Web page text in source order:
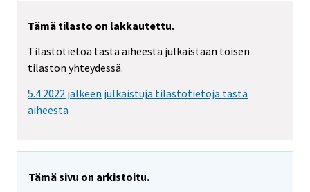
Tämä tilasto on lakkautettu.
Tilastotietoa tästä aiheesta julkaistaan toisen
tilaston yhteydessä.
5.4.2022 jälkeen julkaistuja tilastotietoja tästä
aiheesta
Tämä sivu on arkistoitu.